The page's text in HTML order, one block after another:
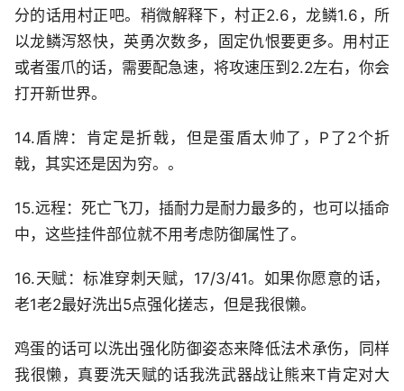
分的话用村正吧。稍微解释下，村正2.6，龙鳞1.6，所
以龙鳞泻怒快，英勇次数多，固定仇恨要更多。用村正
或者蛋爪的话，需要配急速，将攻速压到2.2左右，你会
打开新世界。
14.盾牌：肯定是折戟，但是蛋盾太帅了，P了2个折
戟，其实还是因为穷。。
15.远程：死亡飞刀，插耐力是耐力最多的，也可以插命
中，这些挂件部位就不用考虑防御属性了。
16.天赋：标准穿刺天赋，17/3/41。如果你愿意的话，
老1老2最好洗出5点强化搓志，但是我很懒。
鸡蛋的话可以洗出强化防御姿态来降低法术承伤，同样
我很懒，真要洗天赋的话我洗武器战让熊来T肯定对大